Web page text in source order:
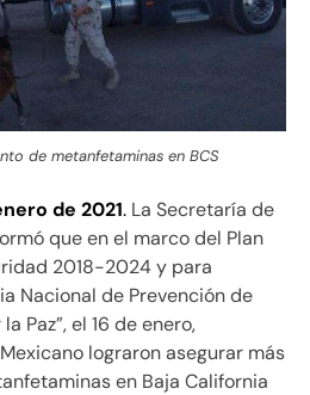
de metanfetaminas en BCS
de 2021. La Secretaría de
que en el marco del Plan
2018-2024 y para
Nacional de Prevención de
Paz”, el 16 de enero,
lograron asegurar más
en Baja California